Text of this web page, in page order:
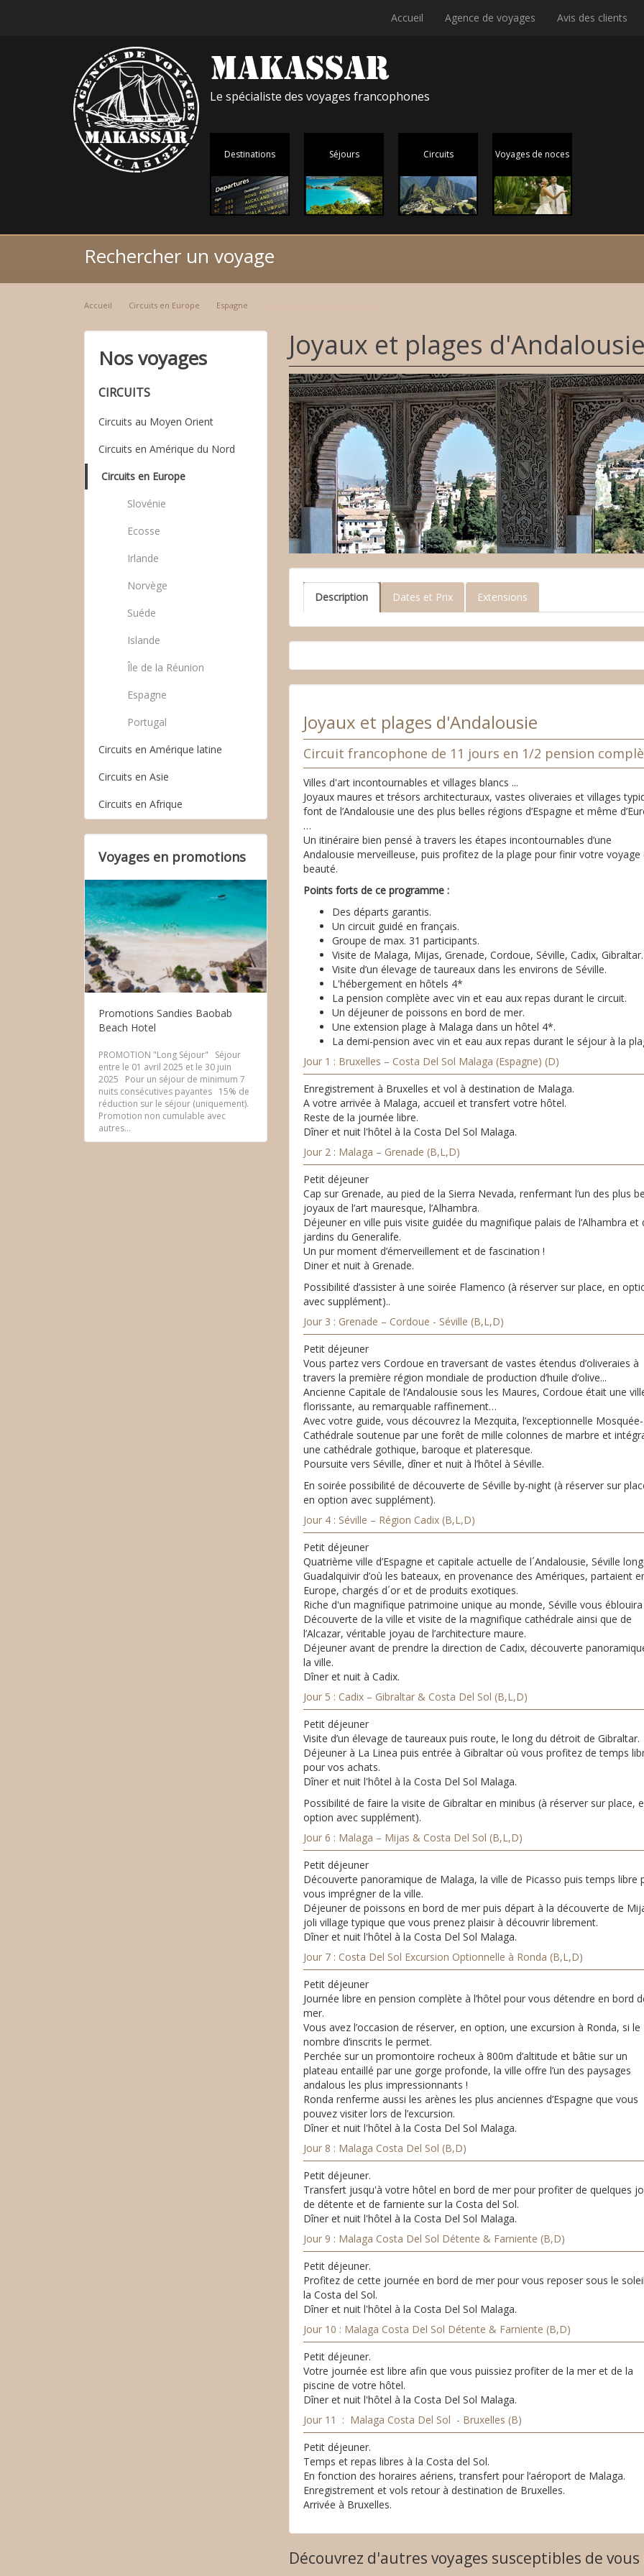
Accueil Agence de voyages Avis des clients
Le spécialiste des voyages francophones
Destinations Séjours Circuits Voyages de noces
Rechercher un voyage
Accueil Circuits en Europe Espagne
Nos voyages
CIRCUITS
Circuits au Moyen Orient
Circuits en Amérique du Nord
Circuits en Europe
Slovénie
Ecosse
Irlande
Norvège
Suéde
Islande
Île de la Réunion
Espagne
Portugal
Circuits en Amérique latine
Circuits en Asie
Circuits en Afrique
Voyages en promotions
Promotions Sandies Baobab
Beach Hotel
PROMOTION "Long Séjour" Séjour
entre le 01 avril 2025 et le 30 juin
2025 Pour un séjour de minimum 7
nuits consécutives payantes 15% de
réduction sur le séjour (uniquement).
Promotion non cumulable avec
autres...
Joyaux et plages d'Andalousie
Description Dates et Prix Extensions
Joyaux et plages d'Andalousie
Circuit francophone de 11 jours en 1/2 pension
Villes d'art incontournables et villages blancs ...
Joyaux maures et trésors architecturaux, vastes oliveraies et villages
font de l’Andalousie une des plus belles régions d’Espagne et même
…
Un itinéraire bien pensé à travers les étapes incontournables d’une
Andalousie merveilleuse, puis profitez de la plage pour finir votre voyage
beauté.
Points forts de ce programme :
Des départs garantis.
Un circuit guidé en français.
Groupe de max. 31 participants.
Visite de Malaga, Mijas, Grenade, Cordoue, Séville, Cadix, Gibraltar.
Visite d’un élevage de taureaux dans les environs de Séville.
L'hébergement en hôtels 4*
La pension complète avec vin et eau aux repas durant le circuit.
Un déjeuner de poissons en bord de mer.
Une extension plage à Malaga dans un hôtel 4*.
La demi-pension avec vin et eau aux repas durant le séjour à la
Jour 1 : Bruxelles – Costa Del Sol Malaga (Espagne) (D)
Enregistrement à Bruxelles et vol à destination de Malaga.
A votre arrivée à Malaga, accueil et transfert votre hôtel.
Reste de la journée libre.
Dîner et nuit l'hôtel à la Costa Del Sol Malaga.
Jour 2 : Malaga – Grenade (B,L,D)
Petit déjeuner
Cap sur Grenade, au pied de la Sierra Nevada, renfermant l’un des plus
joyaux de l’art mauresque, l’Alhambra.
Déjeuner en ville puis visite guidée du magnifique palais de l’Alhambra et
jardins du Generalife.
Un pur moment d’émerveillement et de fascination !
Diner et nuit à Grenade.
Possibilité d’assister à une soirée Flamenco (à réserver sur place, en
avec supplément)..
Jour 3 : Grenade – Cordoue - Séville (B,L,D)
Petit déjeuner
Vous partez vers Cordoue en traversant de vastes étendus d’oliveraies à
travers la première région mondiale de production d’huile d’olive...
Ancienne Capitale de l’Andalousie sous les Maures, Cordoue était une
florissante, au remarquable raffinement…
Avec votre guide, vous découvrez la Mezquita, l’exceptionnelle Mosquée-
Cathédrale soutenue par une forêt de mille colonnes de marbre et
une cathédrale gothique, baroque et plateresque.
Poursuite vers Séville, dîner et nuit à l’hôtel à Séville.
En soirée possibilité de découverte de Séville by-night (à réserver sur
en option avec supplément).
Jour 4 : Séville – Région Cadix (B,L,D)
Petit déjeuner
Quatrième ville d’Espagne et capitale actuelle de l´Andalousie, Séville
Guadalquivir d’où les bateaux, en provenance des Amériques, partaient
Europe, chargés d´or et de produits exotiques.
Riche d'un magnifique patrimoine unique au monde, Séville vous éblouira
Découverte de la ville et visite de la magnifique cathédrale ainsi que de
l’Alcazar, véritable joyau de l’architecture maure.
Déjeuner avant de prendre la direction de Cadix, découverte
la ville.
Dîner et nuit à Cadix.
Jour 5 : Cadix – Gibraltar & Costa Del Sol (B,L,D)
Petit déjeuner
Visite d’un élevage de taureaux puis route, le long du détroit de Gibraltar.
Déjeuner à La Linea puis entrée à Gibraltar où vous profitez de temps
pour vos achats.
Dîner et nuit l'hôtel à la Costa Del Sol Malaga.
Possibilité de faire la visite de Gibraltar en minibus (à réserver sur place,
option avec supplément).
Jour 6 : Malaga – Mijas & Costa Del Sol (B,L,D)
Petit déjeuner
Découverte panoramique de Malaga, la ville de Picasso puis temps libre
vous imprégner de la ville.
Déjeuner de poissons en bord de mer puis départ à la découverte de
joli village typique que vous prenez plaisir à découvrir librement.
Dîner et nuit l'hôtel à la Costa Del Sol Malaga.
Jour 7 : Costa Del Sol Excursion Optionnelle à Ronda (B,L,D)
Petit déjeuner
Journée libre en pension complète à l’hôtel pour vous détendre en bord
mer.
Vous avez l’occasion de réserver, en option, une excursion à Ronda, si le
nombre d’inscrits le permet.
Perchée sur un promontoire rocheux à 800m d’altitude et bâtie sur un
plateau entaillé par une gorge profonde, la ville offre l’un des paysages
andalous les plus impressionnants !
Ronda renferme aussi les arènes les plus anciennes d’Espagne que vous
pouvez visiter lors de l’excursion.
Dîner et nuit l'hôtel à la Costa Del Sol Malaga.
Jour 8 : Malaga Costa Del Sol (B,D)
Petit déjeuner.
Transfert jusqu'à votre hôtel en bord de mer pour profiter de quelques
de détente et de farniente sur la Costa del Sol.
Dîner et nuit l'hôtel à la Costa Del Sol Malaga.
Jour 9 : Malaga Costa Del Sol Détente & Farniente (B,D)
Petit déjeuner.
Profitez de cette journée en bord de mer pour vous reposer sous le
la Costa del Sol.
Dîner et nuit l'hôtel à la Costa Del Sol Malaga.
Jour 10 : Malaga Costa Del Sol Détente & Farniente (B,D)
Petit déjeuner.
Votre journée est libre afin que vous puissiez profiter de la mer et de la
piscine de votre hôtel.
Dîner et nuit l'hôtel à la Costa Del Sol Malaga.
Jour 11 : Malaga Costa Del Sol - Bruxelles (B)
Petit déjeuner.
Temps et repas libres à la Costa del Sol.
En fonction des horaires aériens, transfert pour l’aéroport de Malaga.
Enregistrement et vols retour à destination de Bruxelles.
Arrivée à Bruxelles.
Découvrez d'autres voyages susceptibles de